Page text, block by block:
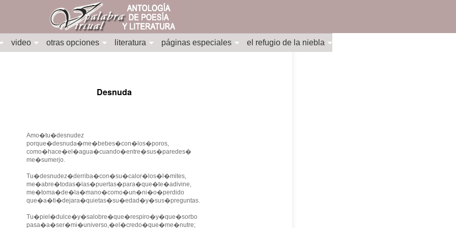
video otras opciones literatura páginas especiales el refugio de la niebla
Desnuda
Amo�tu�desnudez
porque�desnuda�me�bebes�con�los�poros,
como�hace�el�agua�cuando�entre�sus�paredes�
me�sumerjo.
Tu�desnudez�derriba�con�su�calor�los�l�mites,
me�abre�todas�las�puertas�para�que�te�adivine,
me�toma�de�la�mano�como�un�ni�o�perdido
que�a�ti�dejara�quietas�su�edad�y�sus�preguntas.
Tu�piel�dulce�y�salobre�que�respiro�y�que�sorbo
pasa�a�ser�mi�universo,�el�credo�que�me�nutre;